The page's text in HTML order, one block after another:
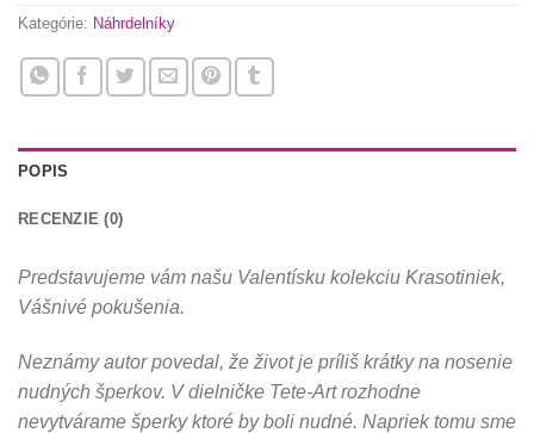
Kategórie: Náhrdelníky
POPIS
RECENZIE (0)
Predstavujeme vám našu Valentísku kolekciu Krasotiniek,
Vášnivé pokušenia.
Neznámy autor povedal, že život je príliš krátky na nosenie
nudných šperkov. V dielničke Tete-Art rozhodne
nevytvárame šperky ktoré by boli nudné. Napriek tomu sme